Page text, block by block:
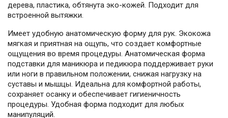
дерева, пластика, обтянута эко-кожей. Подходит для
встроенной вытяжки.
Имеет удобную анатомическую форму для рук. Экокожа
мягкая и приятная на ощупь, что создает комфортные
ощущения во время процедуры. Анатомическая форма
подставки для маникюра и педикюра поддерживает руки
или ноги в правильном положении, снижая нагрузку на
суставы и мышцы. Идеальна для комфортной работы,
сохраняет осанку и обеспечивает гигиеничность
процедуры. Удобная форма подходит для любых
манипуляций.